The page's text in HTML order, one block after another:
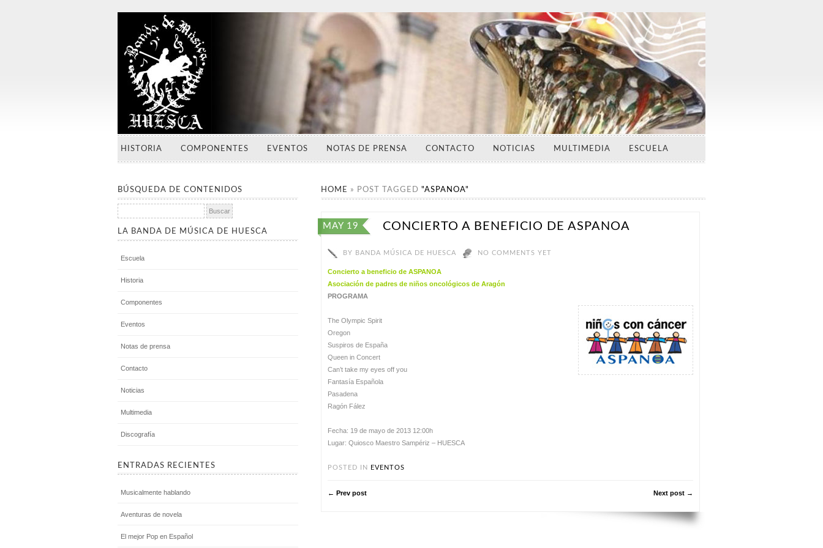
HISTORIA COMPONENTES EVENTOS NOTAS DE PRENSA CONTACTO NOTICIAS MULTIMEDIA ESCUELA
HOME » POST TAGGED"ASPANOA"
MAY 19 CONCIERTO A BENEFICIO DE ASPANOA
BY BANDA MÚSICA DE HUESCA NO COMMENTS YET
Concierto a beneficio de ASPANOA
Asociación de padres de niños oncológicos de Aragón
PROGRAMA
The Olympic Spirit
Oregon
Suspiros de España
Queen in Concert
Can’t take my eyes off you
Fantasía Española
Pasadena
Ragón Fález
Fecha: 19 de mayo de 2013 12:00h
Lugar: Quiosco Maestro Sampériz – HUESCA
POSTED IN EVENTOS
← Prev post Next post →
BÚSQUEDA DE CONTENIDOS
Buscar:
LA BANDA DE MÚSICA DE HUESCA
Escuela
Historia
Componentes
Eventos
Notas de prensa
Contacto
Noticias
Multimedia
Discografía
ENTRADAS RECIENTES
Musicalmente hablando
Aventuras de novela
El mejor Pop en Español